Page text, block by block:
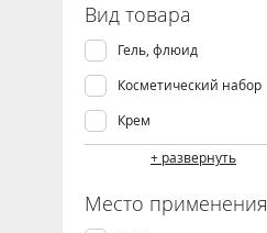
Вид товара
Гель, флюид
Косметический набор
Крем
Маска+ развернуть
Место применения